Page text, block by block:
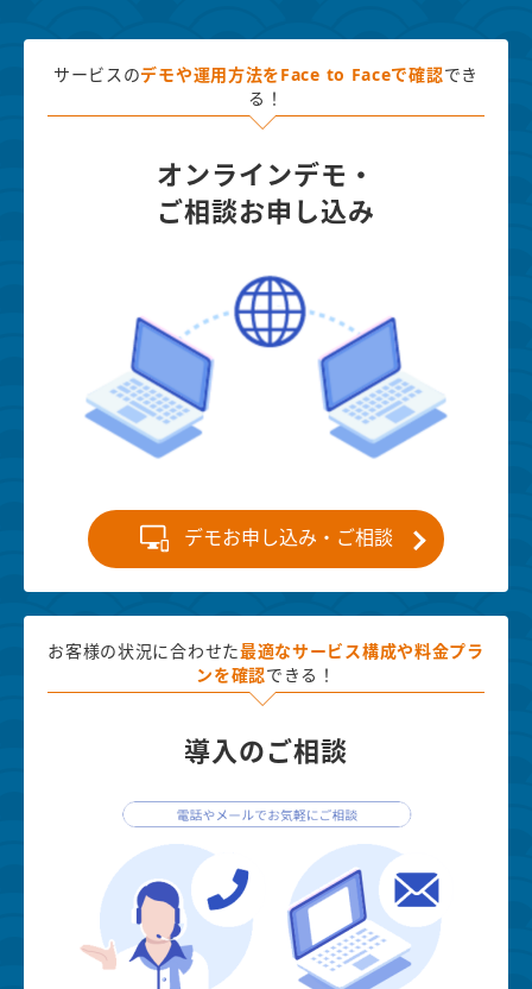
サービスのデモや運用方法を Face to Faceで確認でき
る！
オンラインデモ・
ご相談お申し込み
デモお申し込み・ご相談
お客様の状況に合わせた最適なサービス構成や料金プラ
ンを確認 できる！
導入のご相談